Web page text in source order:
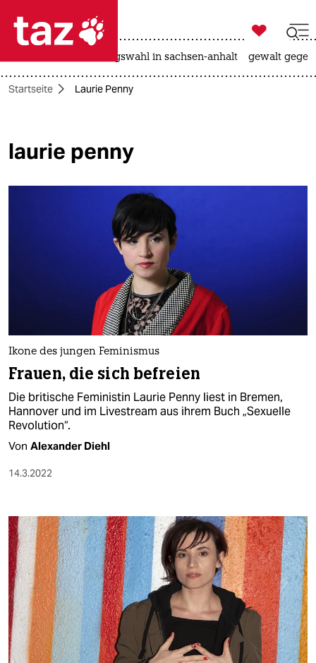
 taz zahl ich
taz zahl ich
politik
öko
nord
wahrheit
verlag
verlag
veranstaltungen
fragen & hilfe
unterstützen
abo
genossenschaft
epaper login

taz zahl ich
landtagswahl in sachsen-anhalt gewalt
Startseite Laurie Penny
laurie penny
Ikone des jungen Feminismus
Frauen, die sich befreien
Die britische Feministin Laurie Penny liest in Bremen,
Hannover und im Livestream aus ihrem Buch „Sexuelle
Revolution“.
Von Alexander Diehl
14.3.2022